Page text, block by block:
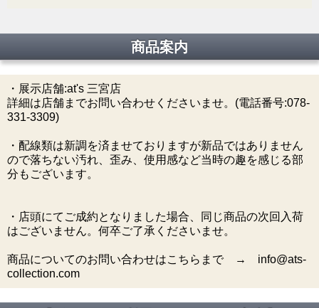
商品案内
・展示店舗:at's 三宮店
詳細は店舗までお問い合わせくださいませ。(電話番号:078-
331-3309)
・配線類は新調を済ませておりますが新品ではありません
ので落ちない汚れ、歪み、使用感など当時の趣を感じる部
分もございます。
・店頭にてご成約となりました場合、同じ商品の次回入荷
はございません。何卒ご了承くださいませ。
商品についてのお問い合わせはこちらまで → info@ats-
collection.com